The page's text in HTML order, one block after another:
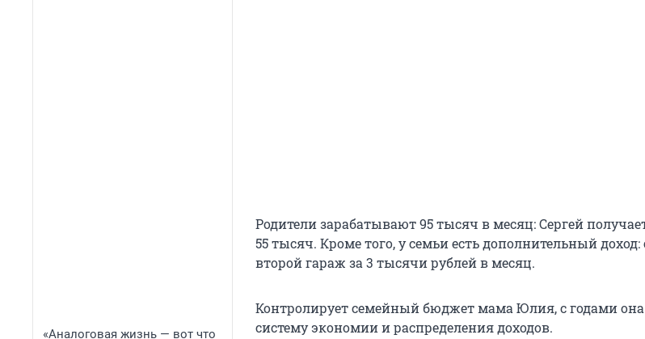
«Аналоговая жизнь — вот что
Родители зарабатывают 95 тысяч в месяц: Сергей
55 тысяч. Кроме того, у семьи есть дополнительный
второй гараж за 3 тысячи рублей в месяц.
Контролирует семейный бюджет мама Юлия, с годами
систему экономии и распределения доходов.